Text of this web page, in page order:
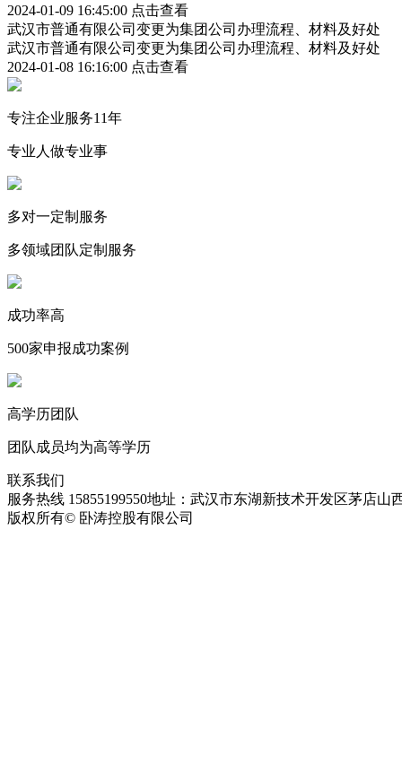
2024-01-09 16:45:00 点击查看
武汉市普通有限公司变更为集团公司办理流程、材料及好处
武汉市普通有限公司变更为集团公司办理流程、材料及好处
2024-01-08 16:16:00 点击查看
专注企业服务11年
专业人做专业事
多对一定制服务
多领域团队定制服务
成功率高
500家申报成功案例
高学历团队
团队成员均为高等学历
联系我们
服务热线 15855199550地址：武汉市东湖新技术开发区茅店山
版权所有© 卧涛控股有限公司